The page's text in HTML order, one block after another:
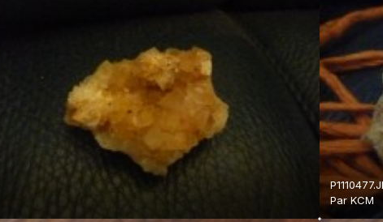
ParKCM